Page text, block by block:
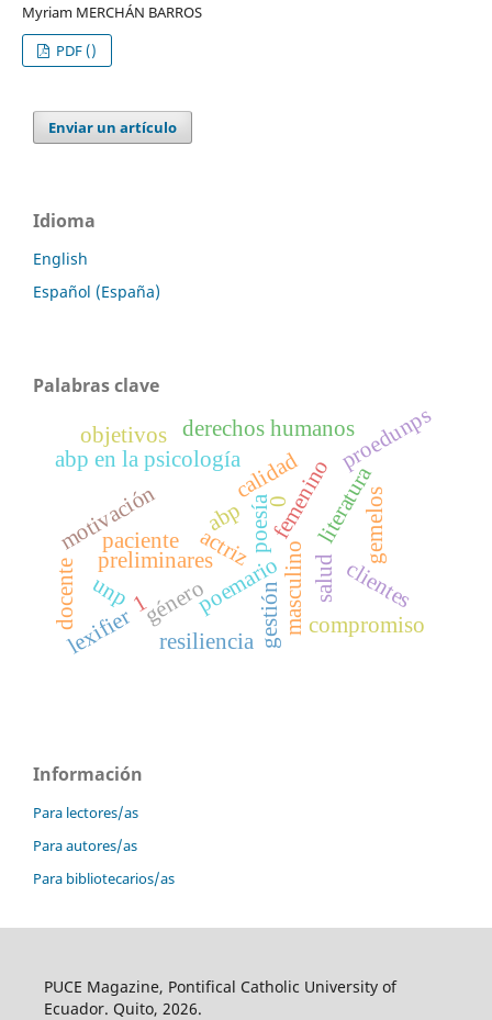
Myriam MERCHÁN BARROS
PDF ()
Enviar un artículo
Idioma
English
Español (España)
Palabras clave
preliminares
poesía literatura
poemario
género
actriz masculino
femenino
0
calidad
salud
paciente
gestión
abp
abp en la psicología
gemelos
resiliencia
1
motivación
compromiso
docente
proedunps
unp clientes
derechos humanos
objetivos
lexifier
Información
Para lectores/as
Para autores/as
Para bibliotecarios/as
PUCE Magazine, Pontifical Catholic University of
Ecuador. Quito, 2026.